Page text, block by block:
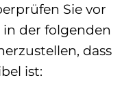
Sie vor
der folgenden
dass
ist: